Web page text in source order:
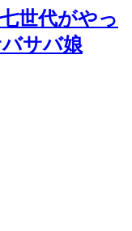
世代がやっ
サバ娘